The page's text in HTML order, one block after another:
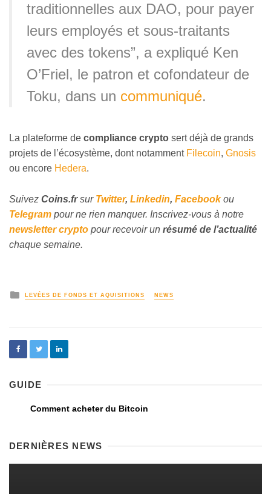
traditionnelles aux DAO, pour payer
leurs employés et sous-traitants
avec des tokens”, a expliqué Ken
O’Friel, le patron et cofondateur de
Toku, dans un communiqué.
La plateforme de compliance crypto sert déjà de grands
projets de l’écosystème, dont notamment Filecoin, Gnosis
ou encore Hedera.
Suivez Coins.frsur Twitter, Linkedin, Facebookou
Telegram pour ne rien manquer. Inscrivez-vous à notre
newsletter crypto pour recevoir un résumé de l’actualité
chaque semaine.
LEVÉES DE FONDS ET AQUISITIONS NEWS
GUIDE
Comment acheter du Bitcoin
DERNIÈRES NEWS